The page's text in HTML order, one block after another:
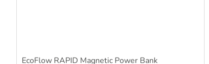
EcoFlow RAPID Magnetic Power Bank